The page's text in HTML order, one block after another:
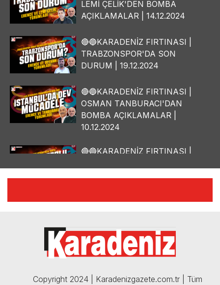
LEMİ ÇELİK'DEN BOMBA
AÇIKLAMALAR | 14.12.2024
🔴🔵KARADENİZ FIRTINASI |
TRABZONSPOR'DA SON
DURUM | 19.12.2024
🔴🔵KARADENİZ FIRTINASI |
OSMAN TANBURACI'DAN
BOMBA AÇIKLAMALAR |
10.12.2024
🔴🔵KARADENİZ FIRTINASI |
🔴🔵KARADENİZ FIRTINASI |
05.12.2024
Copyright 2024 | Karadenizgazete.com.tr | Tüm